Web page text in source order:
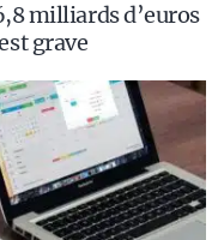
milliards d’euros
grave